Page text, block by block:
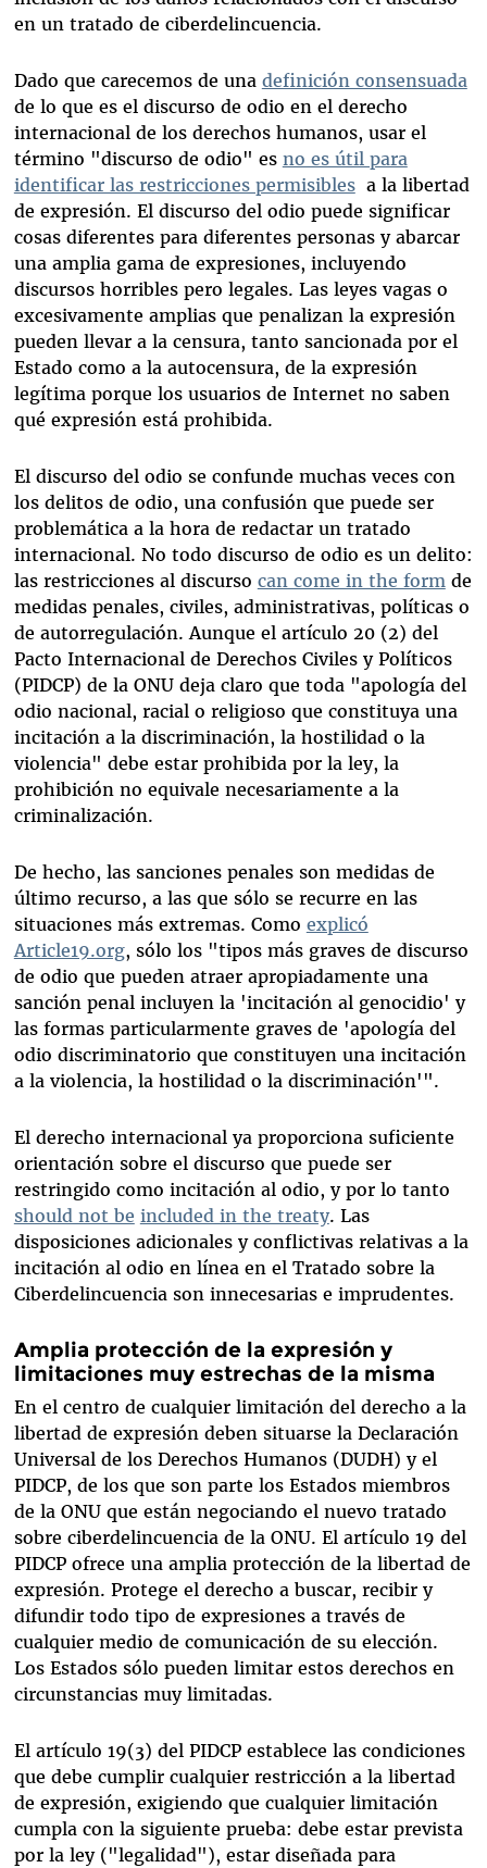
en un tratado de ciberdelincuencia.
Dado que carecemos de una definición consensuada
de lo que es el discurso de odio en el derecho
internacional de los derechos humanos, usar el
término "discurso de odio" es no es útil para
identificar las restricciones permisiblesa la libertad
de expresión. El discurso del odio puede significar
cosas diferentes para diferentes personas y abarcar
una amplia gama de expresiones, incluyendo
discursos horribles pero legales. Las leyes vagas o
excesivamente amplias que penalizan la expresión
pueden llevar a la censura, tanto sancionada por el
Estado como a la autocensura, de la expresión
legítima porque los usuarios de Internet no saben
qué expresión está prohibida.
El discurso del odio se confunde muchas veces con
los delitos de odio, una confusión que puede ser
problemática a la hora de redactar un tratado
internacional. No todo discurso de odio es un delito:
las restricciones al discurso can come in the form de
medidas penales, civiles, administrativas, políticas o
de autorregulación. Aunque el artículo 20 (2) del
Pacto Internacional de Derechos Civiles y Políticos
(PIDCP) de la ONU deja claro que toda "apología del
odio nacional, racial o religioso que constituya una
incitación a la discriminación, la hostilidad o la
violencia" debe estar prohibida por la ley, la
prohibición no equivale necesariamente a la
criminalización.
De hecho, las sanciones penales son medidas de
último recurso, a las que sólo se recurre en las
situaciones más extremas. Como explicó
Article19.org, sólo los "tipos más graves de discurso
de odio que pueden atraer apropiadamente una
sanción penal incluyen la 'incitación al genocidio' y
las formas particularmente graves de 'apología del
odio discriminatorio que constituyen una incitación
a la violencia, la hostilidad o la discriminación'".
El derecho internacional ya proporciona suficiente
orientación sobre el discurso que puede ser
restringido como incitación al odio, y por lo tanto
should not be included in the treaty. Las
disposiciones adicionales y conflictivas relativas a la
incitación al odio en línea en el Tratado sobre la
Ciberdelincuencia son innecesarias e imprudentes.
Amplia protección de la expresión y
limitaciones muy estrechas de la misma
En el centro de cualquier limitación del derecho a la
libertad de expresión deben situarse la Declaración
Universal de los Derechos Humanos (DUDH) y el
PIDCP, de los que son parte los Estados miembros
de la ONU que están negociando el nuevo tratado
sobre ciberdelincuencia de la ONU. El artículo 19 del
PIDCP ofrece una amplia protección de la libertad de
expresión. Protege el derecho a buscar, recibir y
difundir todo tipo de expresiones a través de
cualquier medio de comunicación de su elección.
Los Estados sólo pueden limitar estos derechos en
circunstancias muy limitadas.
El artículo 19(3) del PIDCP establece las condiciones
que debe cumplir cualquier restricción a la libertad
de expresión, exigiendo que cualquier limitación
cumpla con la siguiente prueba: debe estar prevista
por la ley ("legalidad"), estar diseñada para